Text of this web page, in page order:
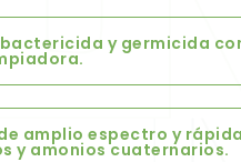
bactericida y germicida
amplio espectro y
y amonios cuaternarios.